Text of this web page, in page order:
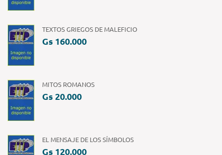
TEXTOS GRIEGOS DE MALEFICIO
Gs 160.000
MITOS ROMANOS
Gs 20.000
EL MENSAJE DE LOS SÍMBOLOS
Gs 120.000